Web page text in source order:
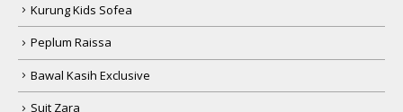
Kurung Kids Sofea
Peplum Raissa
Bawal Kasih Exclusive
Suit Zara